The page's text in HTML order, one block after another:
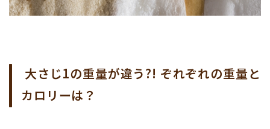
大さじ1の重量が違う?! ぞれぞれの重量と
カロリーは？